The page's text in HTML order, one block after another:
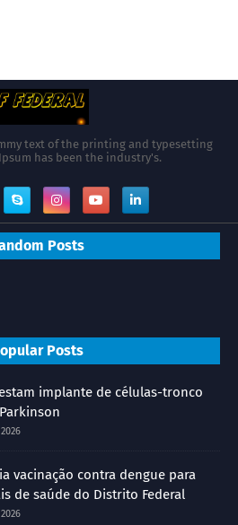
text of the printing and typesetting
has been the industry's.
Posts
Posts
implante de células-tronco
vacinação contra dengue para
de saúde do Distrito Federal